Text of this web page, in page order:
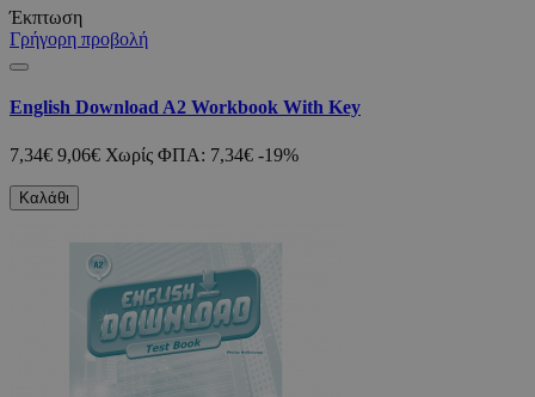
Έκπτωση
Γρήγορη προβολή
English Download A2 Workbook With Key
7,34€ 9,06€ Χωρίς ΦΠΑ: 7,34€ -19%
Καλάθι